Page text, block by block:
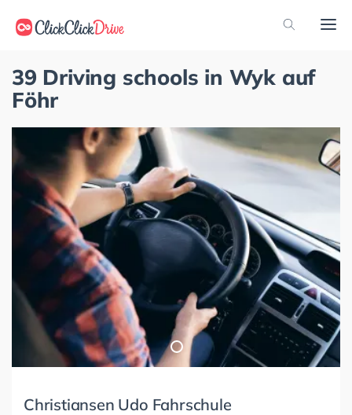
39 Driving schools in Wyk auf
Föhr
Christiansen Udo Fahrschule